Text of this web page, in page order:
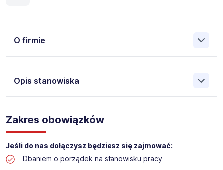
O firmie
Opis stanowiska
Pośrednictwa Pracy i Doradztwa Personalnego Work &
Profit jest obecnie jedną z największych niezależnych
polskich agencji zatrudnienia. W ciągu wielu lat naszej
działalności daliśmy pracę przeszło 50 000 pracowników
w całym kraju. Skutecznie znajdujemy pracowników dla
największych firm, jak również małych rodzinnych
Zakres obowiązków
Jeśli do nas dołączysz będziesz się zajmować:
Dbaniem o porządek na stanowisku pracy